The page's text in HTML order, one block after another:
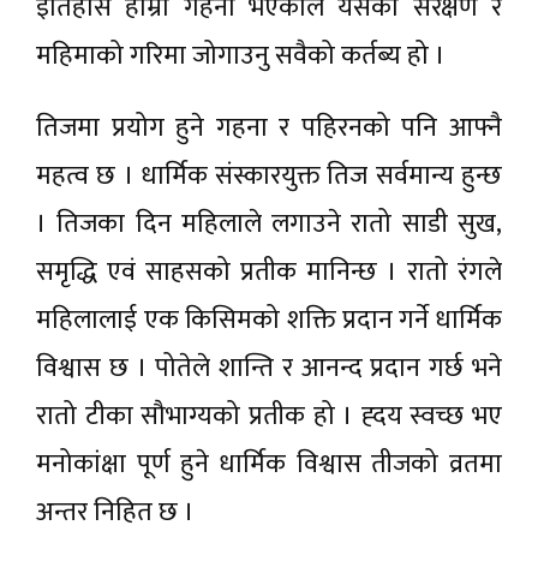
महिमाको गरिमा जोगाउनु सवैको कर्तब्य हो ।
तिजमा प्रयोग हुने गहना र पहिरनको पनि आफ्नै
महत्व छ । धार्मिक संस्कारयुक्त तिज सर्वमान्य हुन्छ
। तिजका दिन महिलाले लगाउने रातो साडी सुख,
समृद्धि एवं साहसको प्रतीक मानिन्छ । रातो रंगले
महिलालाई एक किसिमको शक्ति प्रदान गर्ने धार्मिक
विश्वास छ । पोतेले शान्ति र आनन्द प्रदान गर्छ भने
रातो टीका सौभाग्यको प्रतीक हो । ह्दय स्वच्छ भए
मनोकांक्षा पूर्ण हुने धार्मिक विश्वास तीजको व्रतमा
अन्तर निहित छ ।